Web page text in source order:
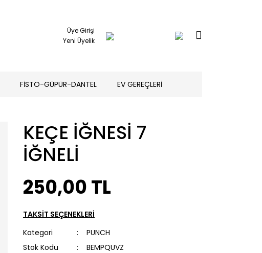
Üye Girişi
Yeni Üyelik
FİSTO-GÜPÜR-DANTEL EV GEREÇLERİ
KEÇE İĞNESİ 7
İĞNELİ
250,00 TL
TAKSİT SEÇENEKLERİ
Kategori
PUNCH
Stok Kodu
BEMPQUVZ